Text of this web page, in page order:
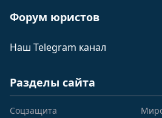
Форум юристов
Наш Telegram канал
Разделы сайта
Соцзащита